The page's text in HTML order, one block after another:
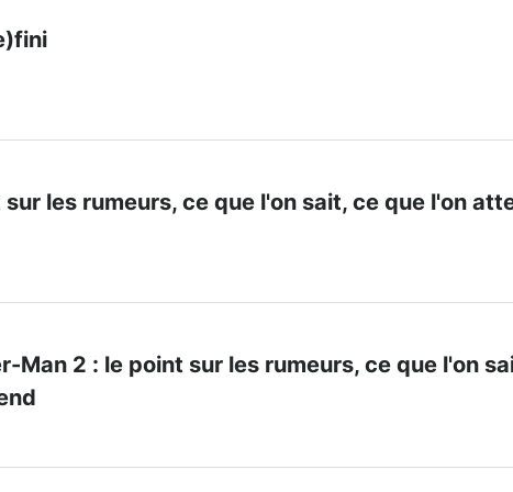
sur les rumeurs, ce que l'on sait, ce que l'on
Man 2 : le point sur les rumeurs, ce que l'on